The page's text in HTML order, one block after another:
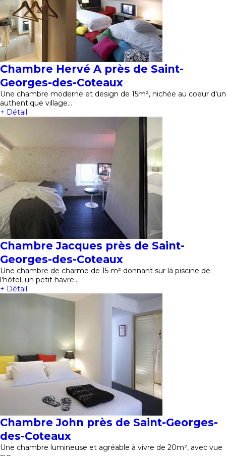
Chambre Hervé A près de Saint-
Georges-des-Coteaux
Une chambre moderne et design de 15m², nichée au coeur d'un
authentique village…
+ Détail
Chambre Jacques près de Saint-
Georges-des-Coteaux
Une chambre de charme de 15 m² donnant sur la piscine de
l'hôtel, un petit havre…
+ Détail
Chambre John près de Saint-Georges-
des-Coteaux
Une chambre lumineuse et agréable à vivre de 20m², avec vue